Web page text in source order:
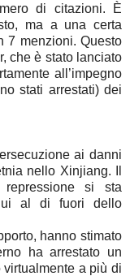
di citazioni. È
ma a una certa
7 menzioni. Questo
che è stato lanciato
all’impegno
stati arrestati) dei
ai danni
nello Xinjiang. Il
si sta
al di fuori dello
hanno stimato
ha arrestato un
a più di